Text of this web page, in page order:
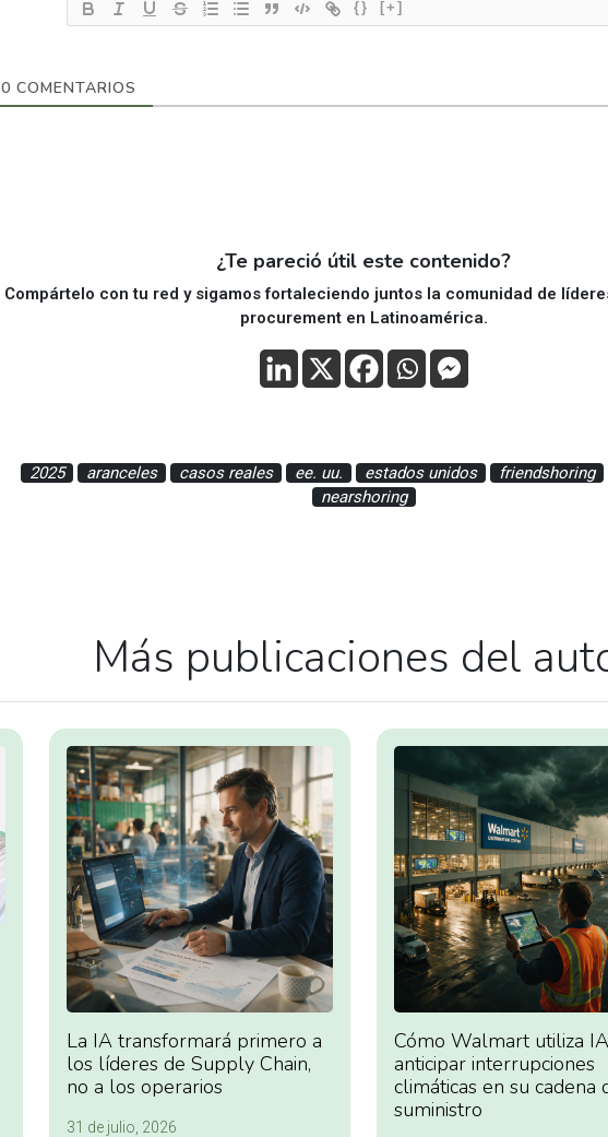
{} [+]
0 COMENTARIOS
¿Te pareció útil este contenido?
Compártelo con tu red y sigamos fortaleciendo juntos la comunidad de
procurement en Latinoamérica.
2025 aranceles casos reales ee. uu. estados unidos
friendshoring
nearshoring
Más publicaciones del
La IA transformará primero a
los líderes de Supply Chain,
no a los operarios
31 de julio, 2026
Cómo Walmart utiliza
anticipar interrupciones
climáticas en su cadena
suministro